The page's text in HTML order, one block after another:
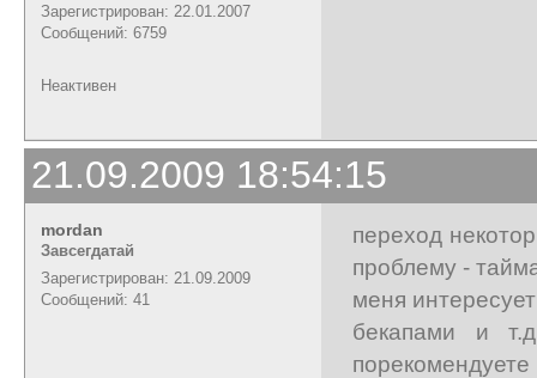
Зарегистрирован: 22.01.2007
Сообщений: 6759
Неактивен
21.09.2009 18:54:15
mordan
Завсегдатай
Зарегистрирован: 21.09.2009
Сообщений: 41
переход
проблему -
меня
бекапами и